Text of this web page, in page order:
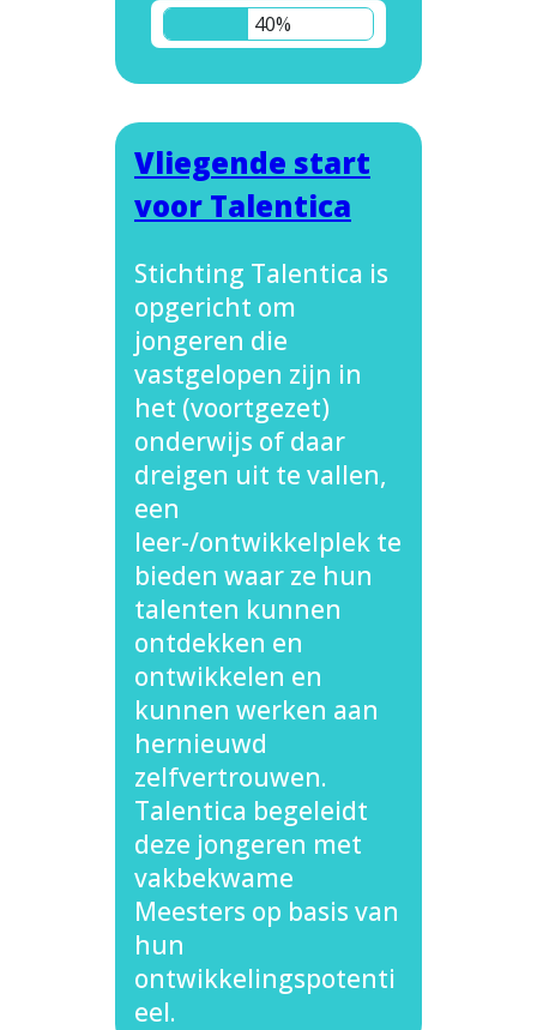
40%
Vliegende start
voor Talentica
Stichting Talentica is
opgericht om
jongeren die
vastgelopen zijn in
het (voortgezet)
onderwijs of daar
dreigen uit te vallen,
een
leer-/ontwikkelplek te
bieden waar ze hun
talenten kunnen
ontdekken en
ontwikkelen en
kunnen werken aan
hernieuwd
zelfvertrouwen.
Talentica begeleidt
deze jongeren met
vakbekwame
Meesters op basis van
hun
ontwikkelingspotenti
eel.